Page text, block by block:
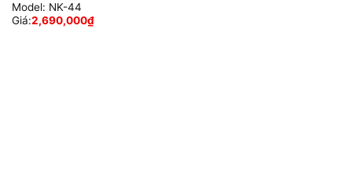
Model: NK-44
Giá:2,690,000₫